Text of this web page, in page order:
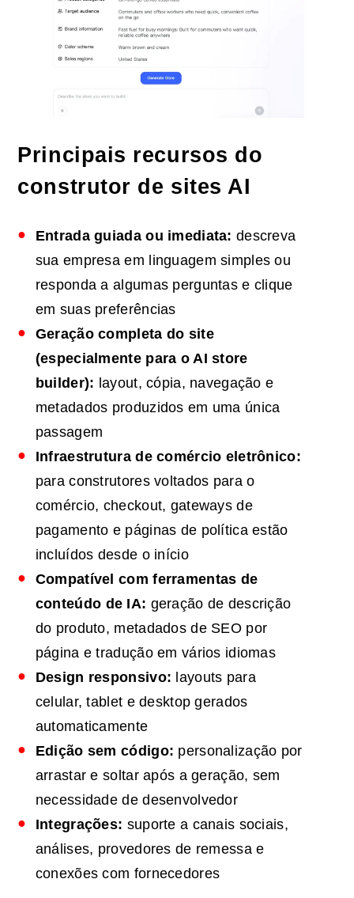
Principais recursos do
construtor de sites AI
Entrada guiada ou imediata: descreva
sua empresa em linguagem simples ou
responda a algumas perguntas e clique
em suas preferências
Geração completa do site
(especialmente para o AI store
builder): layout, cópia, navegação e
metadados produzidos em uma única
passagem
Infraestrutura de comércio eletrônico:
para construtores voltados para o
comércio, checkout, gateways de
pagamento e páginas de política estão
incluídos desde o início
Compatível comferramentas de
conteúdo de IA: geração de descrição
do produto, metadados de SEO por
página e tradução em vários idiomas
Design responsivo: layouts para
celular, tablet e desktop gerados
automaticamente
Edição sem código: personalização por
arrastar e soltar após a geração, sem
necessidade de desenvolvedor
Integrações: suporte a canais sociais,
análises, provedores de remessa e
conexões com fornecedores